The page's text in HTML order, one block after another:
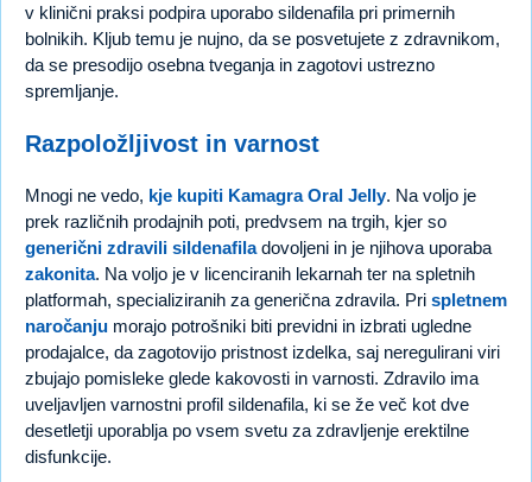
v klinični praksi podpira uporabo sildenafila pri primernih
bolnikih. Kljub temu je nujno, da se posvetujete z zdravnikom,
da se presodijo osebna tveganja in zagotovi ustrezno
spremljanje.
Razpoložljivost in varnost
Mnogi ne vedo, kje kupiti Kamagra Oral Jelly. Na voljo je
prek različnih prodajnih poti, predvsem na trgih, kjer so
generični zdravili sildenafiladovoljeni in je njihova uporaba
zakonita. Na voljo je v licenciranih lekarnah ter na spletnih
platformah, specializiranih za generična zdravila. Pri spletnem
naročanju morajo potrošniki biti previdni in izbrati ugledne
prodajalce, da zagotovijo pristnost izdelka, saj neregulirani viri
zbujajo pomisleke glede kakovosti in varnosti. Zdravilo ima
uveljavljen varnostni profil sildenafila, ki se že več kot dve
desetletji uporablja po vsem svetu za zdravljenje erektilne
disfunkcije.